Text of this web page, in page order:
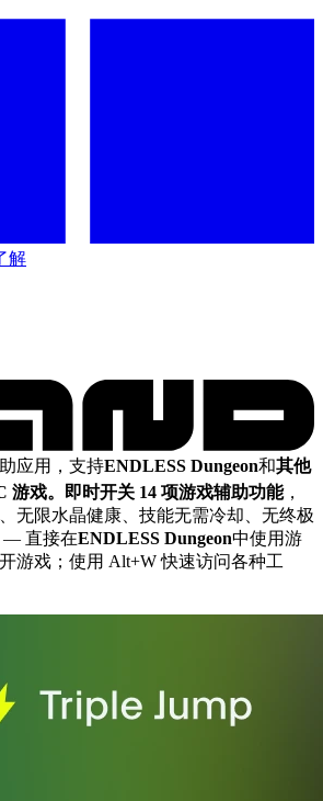
解
应用，支持ENDLESS Dungeon和其他
游戏。 即时开关 14 项游戏辅助功能，
无限水晶健康、技能无需冷却、无终极
— 直接在ENDLESS Dungeon中使用游
游戏；使用 Alt+W 快速访问各种工